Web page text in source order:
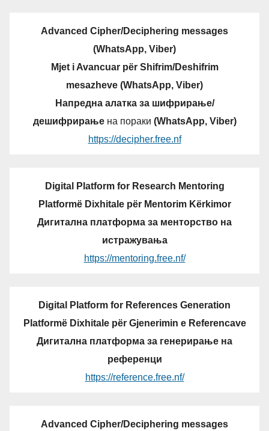
Advanced Cipher/Deciphering messages
(WhatsApp, Viber)
Mjet i Avancuar për Shifrim/Deshifrim
mesazheve (WhatsApp, Viber)
Напредна алатка за шифрирање/
дешифрирањена пораки (WhatsApp, Viber)
https://decipher.free.nf
Digital Platform for Research Mentoring
Platformë Dixhitale për Mentorim Kërkimor
Дигитална платформа за менторство на
истражувања
https://mentoring.free.nf/
Digital Platform for References Generation
Platformë Dixhitale për Gjenerimin e Referencave
Дигитална платформа за генерирање на
референци
https://reference.free.nf/
Advanced Cipher/Deciphering messages